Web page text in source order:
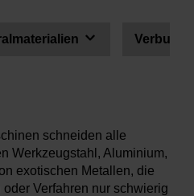
schneiden alle
Werkzeugstahl, Aluminium,
exotischen Metallen, die
Verfahren nur schwierig